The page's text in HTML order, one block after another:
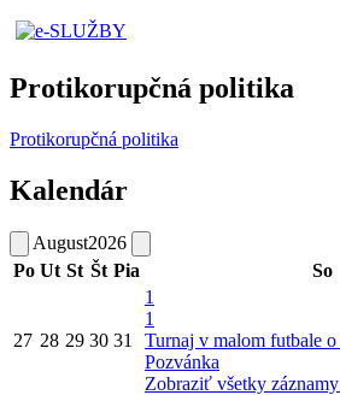
Protikorupčná politika
Protikorupčná politika
Kalendár
August2026
Po Ut St Št Pia So
27 28 29 30 31
1
1
Turnaj v malom futbale o
Pozvánka
Zobraziť všetky